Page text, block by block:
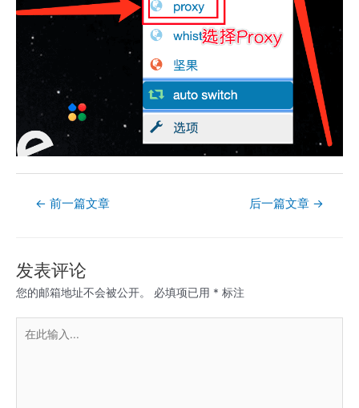
← 前一篇文章 后一篇文章 →
发表评论
您的邮箱地址不会被公开。 必填项已用 * 标注